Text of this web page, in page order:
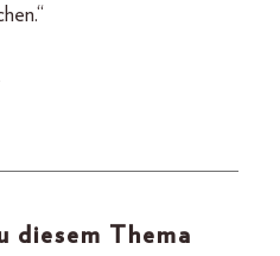
diesem Thema